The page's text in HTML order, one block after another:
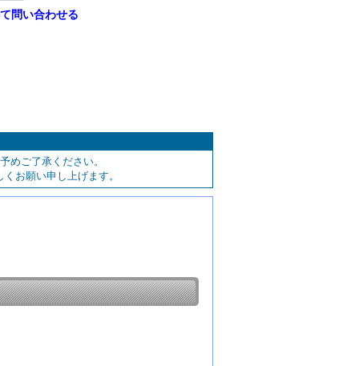
問い合わせる
めご了承ください。
お願い申し上げます。